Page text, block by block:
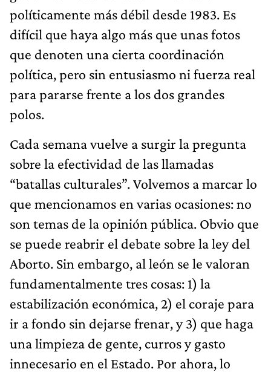
políticamente más débil desde 1983. Es
difícil que haya algo más que unas fotos
que denoten una cierta coordinación
política, pero sin entusiasmo ni fuerza real
para pararse frente a los dos grandes
polos.
Cada semana vuelve a surgir la pregunta
sobre la efectividad de las llamadas
“batallas culturales”. Volvemos a marcar lo
que mencionamos en varias ocasiones: no
son temas de la opinión pública. Obvio que
se puede reabrir el debate sobre la ley del
Aborto. Sin embargo, al león se le valoran
fundamentalmente tres cosas: 1) la
estabilización económica, 2) el coraje para
ir a fondo sin dejarse frenar, y 3) que haga
una limpieza de gente, curros y gasto
innecesario en el Estado. Por ahora, lo